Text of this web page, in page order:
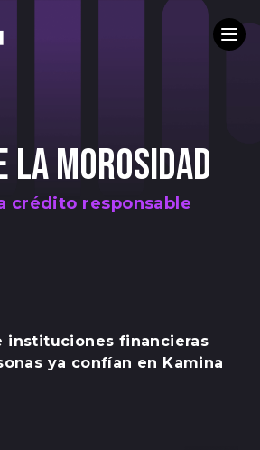
LA MOROSIDAD
crédito responsable
instituciones financieras
ya confían en Kamina